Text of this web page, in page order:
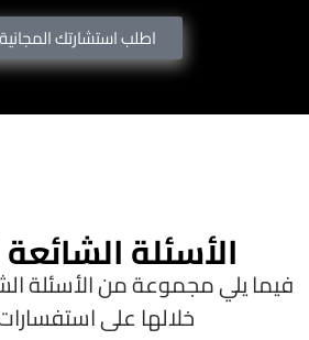
اطلب استشارتك المجانية
الأسئلة
فيما يلي مجموعة من الأسئلة
خلالها على استفسارات